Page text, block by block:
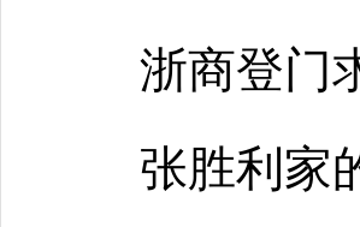
浙商登门
张胜利家